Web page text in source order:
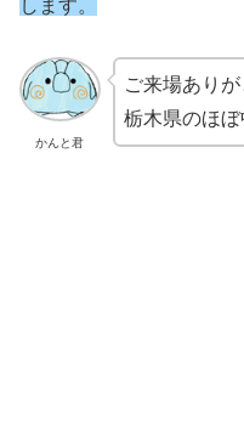
します。
かんと君
ご来場あり
栃木県のほぼ